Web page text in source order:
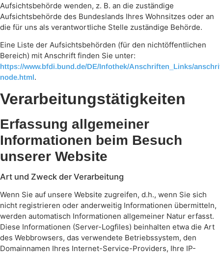
Aufsichtsbehörde wenden, z. B. an die zuständige
Aufsichtsbehörde des Bundeslands Ihres Wohnsitzes oder an
die für uns als verantwortliche Stelle zuständige Behörde.
Eine Liste der Aufsichtsbehörden (für den nichtöffentlichen
Bereich) mit Anschrift finden Sie unter:
https://www.bfdi.bund.de/DE/Infothek/Anschriften_Links/
node.html.
Verarbeitungstätigkeiten
Erfassung allgemeiner
Informationen beim Besuch
unserer Website
Art und Zweck der Verarbeitung
Wenn Sie auf unsere Website zugreifen, d.h., wenn Sie sich
nicht registrieren oder anderweitig Informationen übermitteln,
werden automatisch Informationen allgemeiner Natur erfasst.
Diese Informationen (Server-Logfiles) beinhalten etwa die Art
des Webbrowsers, das verwendete Betriebssystem, den
Domainnamen Ihres Internet-Service-Providers, Ihre IP-